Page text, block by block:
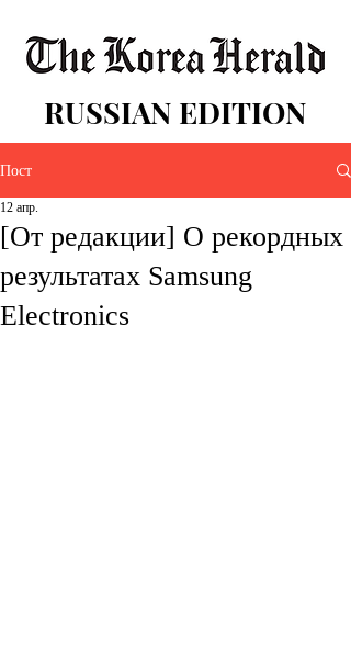
RUSSIAN EDITION
Пост
[От редакции] О рекордных
результатах Samsung
Electronics
12 апр.